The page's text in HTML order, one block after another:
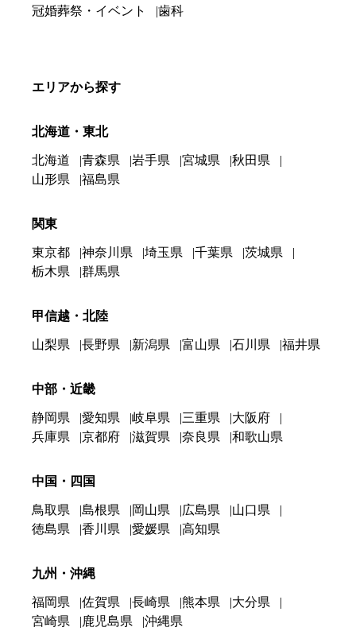
冠婚葬祭・イベント
歯科
エリアから探す
北海道・東北
北海道 青森県 岩手県 宮城県
秋田県
山形県
福島県
関東
東京都 神奈川県 埼玉県 千葉県
茨城県
栃木県
群馬県
甲信越・北陸
山梨県 長野県 新潟県 富山県 石川県 福井県
中部・近畿
静岡県 愛知県 岐阜県 三重県
大阪府
兵庫県
京都府 滋賀県 奈良県 和歌山県
中国・四国
鳥取県 島根県 岡山県 広島県
山口県
徳島県
香川県 愛媛県 高知県
九州・沖縄
福岡県 佐賀県 長崎県 熊本県
大分県
宮崎県
鹿児島県 沖縄県